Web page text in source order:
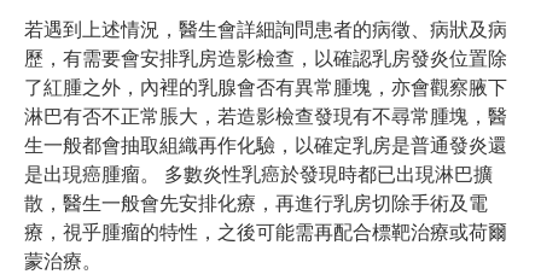
若遇到上述情況，醫生會詳細詢問患者的病徵、病狀及病
歷，有需要會安排乳房造影檢查，以確認乳房發炎位置除
了紅腫之外，內裡的乳腺會否有異常腫塊，亦會觀察腋下
淋巴有否不正常脹大，若造影檢查發現有不尋常腫塊，醫
生一般都會抽取組織再作化驗，以確定乳房是普通發炎還
是出現癌腫瘤。 多數炎性乳癌於發現時都已出現淋巴擴
散，醫生一般會先安排化療，再進行乳房切除手術及電
療，視乎腫瘤的特性，之後可能需再配合標靶治療或荷爾
蒙治療。